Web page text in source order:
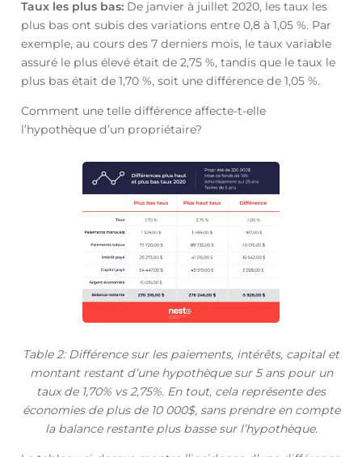
Taux les plus bas: De janvier à juillet 2020, les taux les
plus bas ont subis des variations entre 0,8 à 1,05 %. Par
exemple, au cours des 7 derniers mois, le taux variable
assuré le plus élevé était de 2,75 %, tandis que le taux le
plus bas était de 1,70 %, soit une différence de 1,05 %.
Comment une telle différence affecte-t-elle
l’hypothèque d’un propriétaire?
Table 2: Différence sur les paiements, intérêts, capital et
montant restant d’une hypothèque sur 5 ans pour un
taux de 1,70% vs 2,75%. En tout, cela représente des
économies de plus de 10 000$, sans prendre en compte
la balance restante plus basse sur l’hypothèque.